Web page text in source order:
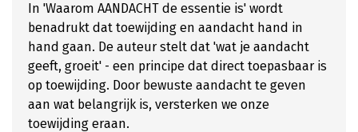
In 'Waarom AANDACHT de essentie is' wordt
benadrukt dat toewijding en aandacht hand in
hand gaan. De auteur stelt dat 'wat je aandacht
geeft, groeit' - een principe dat direct toepasbaar is
op toewijding. Door bewuste aandacht te geven
aan wat belangrijk is, versterken we onze
toewijding eraan.